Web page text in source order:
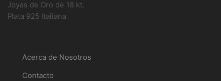
Joyas de Oro de 18 kt.
Plata 925 Italiana
Acerca de Nosotros
Contacto